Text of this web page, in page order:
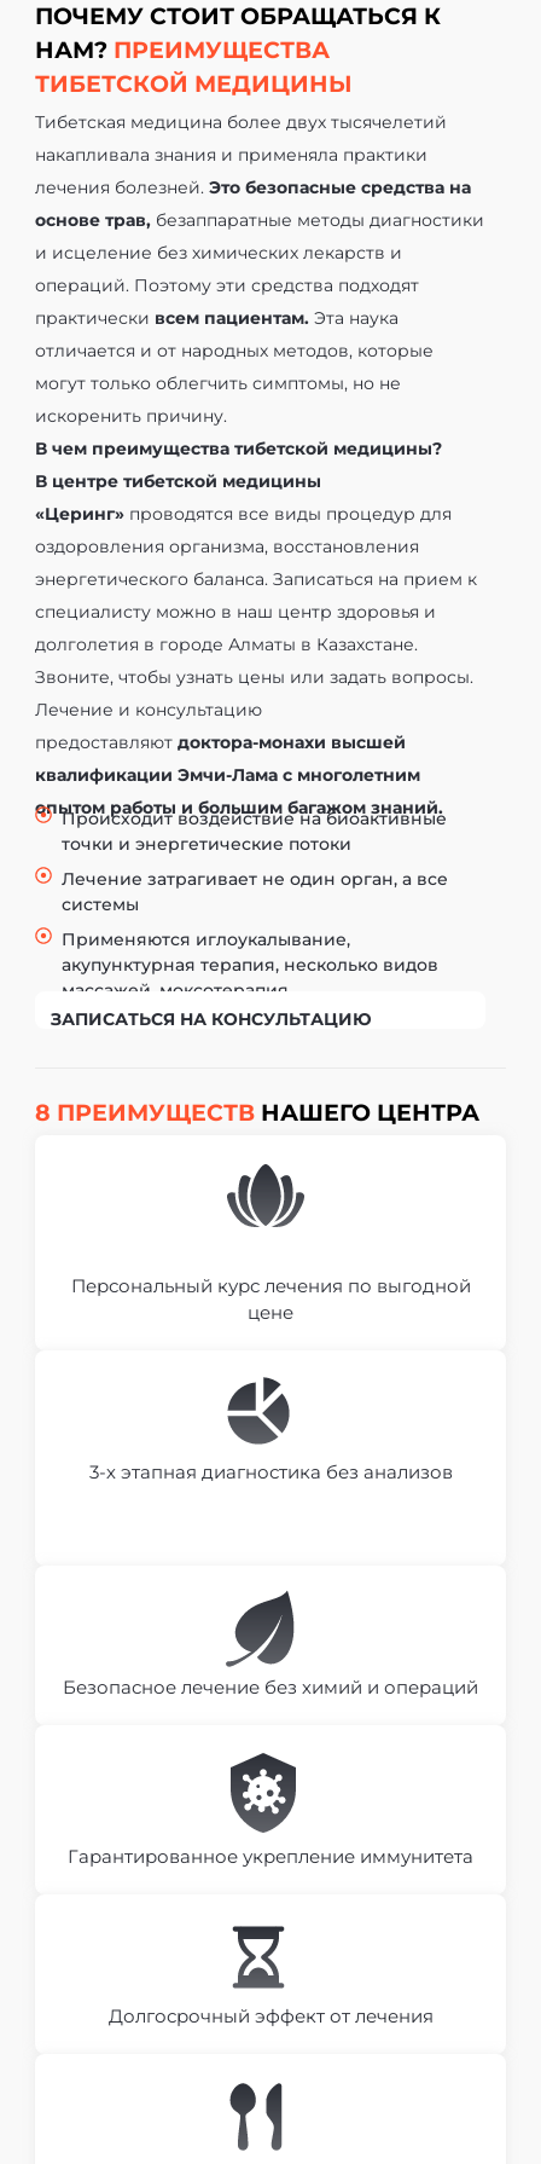
ПОЧЕМУ СТОИТ ОБРАЩАТЬСЯ К
НАМ? ПРЕИМУЩЕСТВА
ТИБЕТСКОЙ МЕДИЦИНЫ
Тибетская медицина более двух тысячелетий
накапливала знания и применяла практики
лечения болезней. Это безопасные средства на
основе трав,безаппаратные методы диагностики
и исцеление без химических лекарств и
операций. Поэтому эти средства подходят
практически всем пациентам.Эта наука
отличается и от народных методов, которые
могут только облегчить симптомы, но не
искоренить причину.
В чем преимущества тибетской медицины?
В центре тибетской медицины
«Церинг»проводятся все виды процедур для
оздоровления организма, восстановления
энергетического баланса. Записаться на прием к
специалисту можно в наш центр здоровья и
долголетия в городе Алматы в Казахстане.
Звоните, чтобы узнать цены или задать вопросы.
Лечение и консультацию
предоставляют доктора-монахи высшей
квалификации Эмчи-Лама с многолетним
опытом работы и большим багажом знаний.
Происходит воздействие на биоактивные
точки и энергетические потоки
Лечение затрагивает не один орган, а все
системы
Применяются иглоукалывание,
акупунктурная терапия, несколько видов
массажей, моксотерапия
ЗАПИСАТЬСЯ НА КОНСУЛЬТАЦИЮ
8 ПРЕИМУЩЕСТВНАШЕГО ЦЕНТРА
Персональный курс лечения по выгодной
цене
3-х этапная диагностика без анализов
Безопасное лечение без химий и операций
Гарантированное укрепление иммунитета
Долгосрочный эффект от лечения